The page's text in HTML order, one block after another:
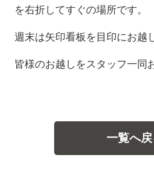
を右折してすぐの場所です。
週末は矢印看板を目印にお越
皆様のお越しをスタッフ一同
一覧へ